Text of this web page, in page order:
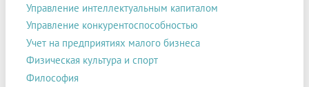
Управление интеллектуальным капиталом
Управление конкурентоспособностью
Учет на предприятиях малого бизнеса
Физическая культура и спорт
Философия